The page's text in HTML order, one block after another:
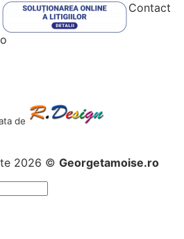
Contact
de
2026 © Georgetamoise.ro